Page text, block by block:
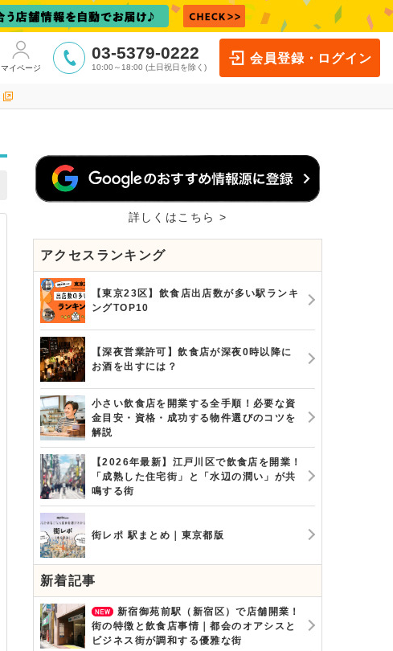
マイページ
03-5379-0222
10:00～18:00 (土日祝日を除く)
会員登録・ログイン
詳しくはこちら >
アクセスランキング
【東京23区】飲食店出店数が多い駅ランキ
ングTOP10
【深夜営業許可】飲食店が深夜0時以降に
お酒を出すには？
小さい飲食店を開業する全手順！必要な資
金目安・資格・成功する物件選びのコツを
解説
【2026年最新】江戸川区で飲食店を開業！
「成熟した住宅街」と「水辺の潤い」が共
鳴する街
街レポ 駅まとめ｜東京都版
新着記事
新宿御苑前駅（新宿区）で店舗開業！
街の特徴と飲食店事情｜都会のオアシスと
ビジネス街が調和する優雅な街